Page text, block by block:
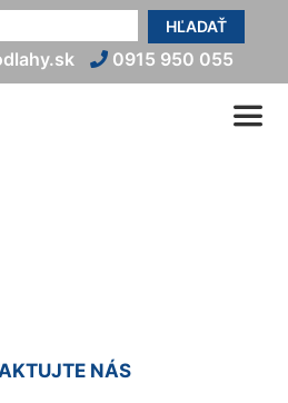
HĽADAŤ
0915 950 055
NÁS